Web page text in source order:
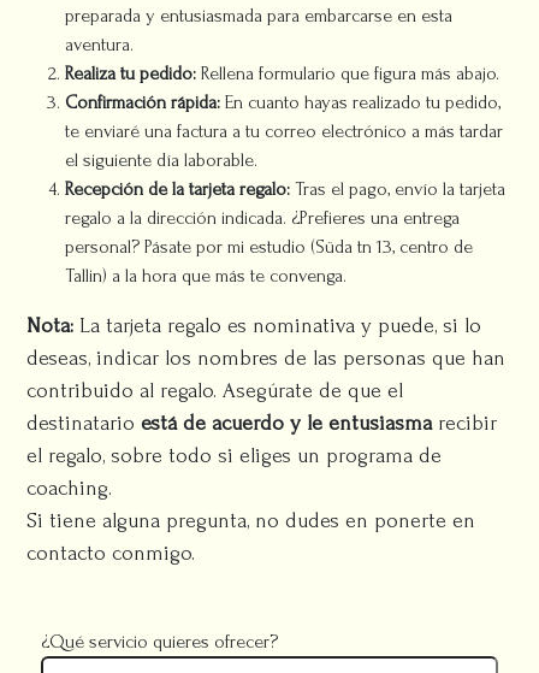
preparada y entusiasmada para embarcarse en esta
aventura.
Realiza tu pedido: Rellena formulario que figura más abajo.
Confirmación rápida: En cuanto hayas realizado tu pedido,
te enviaré una factura a tu correo electrónico a más tardar
el siguiente día laborable.
Recepción de la tarjeta regalo: Tras el pago, envío la tarjeta
regalo a la dirección indicada. ¿Prefieres una entrega
personal? Pásate por mi estudio (Süda tn 13, centro de
Tallin) a la hora que más te convenga.
Nota: La tarjeta regalo es nominativa y puede, si lo
deseas, indicar los nombres de las personas que han
contribuido al regalo. Asegúrate de que el
destinatarioestá de acuerdo y le entusiasmarecibir
el regalo, sobre todo si eliges un programa de
coaching.
Si tiene alguna pregunta, no dudes en ponerte en
contacto conmigo.
¿Qué servicio quieres ofrecer?